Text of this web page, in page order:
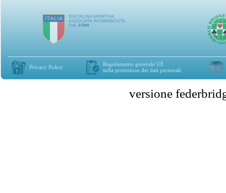
Privacy Policy
Regolamento generale UE
sulla protezione dei dati personali
versione